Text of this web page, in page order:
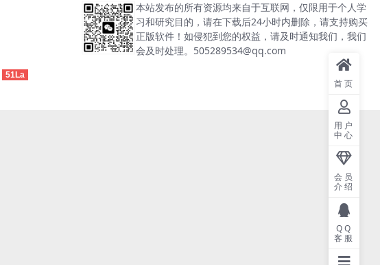
本站发布的所有资源均来自于互联网，仅限用于个人学
习和研究目的，请在下载后24小时内删除，请支持购买
正版软件！如侵犯到您的权益，请及时通知我们，我们
会及时处理。505289534@qq.com
51La
首页
用户
中心
会员
介绍
QQ
客服